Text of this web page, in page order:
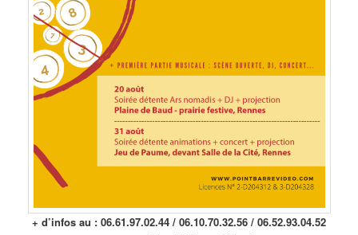
+ d’infos au : 06.61.97.02.44 / 06.10.70.32.56 / 06.52.93.04.52